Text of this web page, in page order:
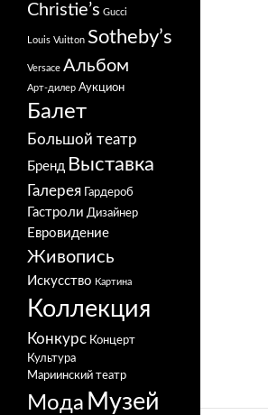
Christie’s Gucci
Louis Vuitton Sotheby’s
Versace Альбом
Арт-дилер Аукцион
Балет
Большой театр
Бренд Выставка
Галерея Гардероб
Гастроли Дизайнер
Евровидение
Живопись
Искусство Картина
Коллекция
Конкурс Концерт
Культура
Мариинский театр
Мода Музей